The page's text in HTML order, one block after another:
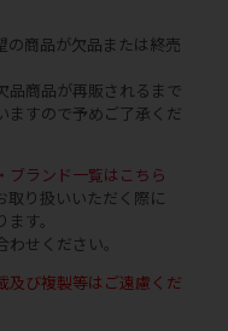
の商品が欠品または終売
品商品が再販されるまで
ますので予めご了承くだ
ランド一覧はこちら
取り扱いいただく際に
す。
せください。
及び複製等はご遠慮くだ